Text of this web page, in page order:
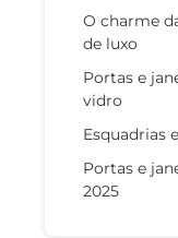
O charme
de luxo
Portas e
vidro
Esquadrias
Portas e
2025